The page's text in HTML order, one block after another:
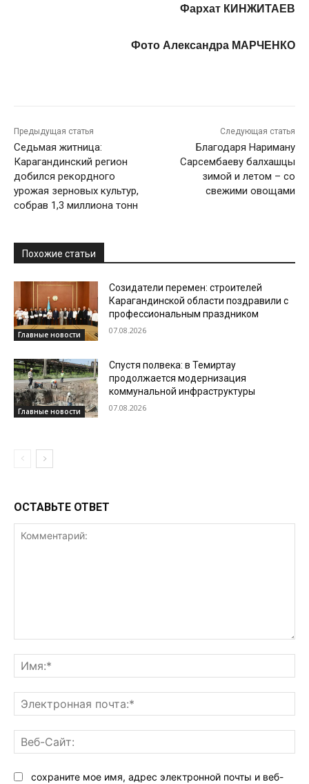
Фархат КИНЖИТАЕВ
Фото Александра МАРЧЕНКО
Предыдущая статья
Седьмая житница:
Карагандинский регион
добился рекордного
урожая зерновых культур,
собрав 1,3 миллиона тонн
Следующая статья
Благодаря Нариману
Сарсембаеву балхашцы
зимой и летом – со
свежими овощами
Похожие статьи
Главные новости
Созидатели перемен: строителей
Карагандинской области поздравили с
профессиональным праздником
07.08.2026
Главные новости
Спустя полвека: в Темиртау
продолжается модернизация
коммунальной инфраструктуры
07.08.2026
ОСТАВЬТЕ ОТВЕТ
сохраните мое имя, адрес электронной почты и веб-